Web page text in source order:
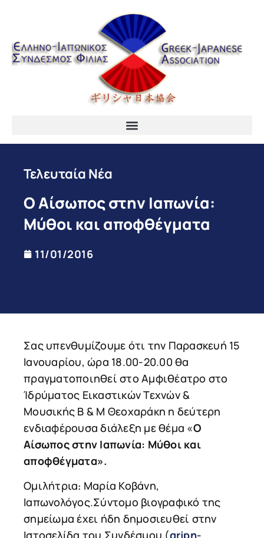
Τελευταία Νέα
O Αίσωπος στην Ιαπωνία:
Μύθοι και αποφθέγματα
11/01/2016
Σας υπενθυμίζουμε ότι την Παρασκευή 15
Ιανουαρίου, ώρα 18.00-20.00 θα
πραγματοποιηθεί στο Αμφιθέατρο στο
Ίδρύματος Εικαστικών Τεχνών &
Μουσικής Β & Μ Θεοχαράκη η δεύτερη
ενδιαφέρουσα διάλεξη με θέμα «O
Αίσωπος στην Ιαπωνία: Μύθοι και
αποφθέγματα».
Oμιλήτρια: Μαρία Κοβάνη,
Ιαπωνολόγος.Σύντομο βιογραφικό της
σημείωμα έχει ήδη δημοσιευθεί στην